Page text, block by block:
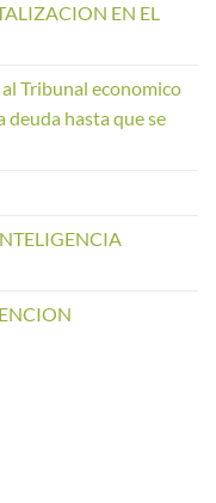
EN EL
Tribunal economico
deuda hasta que se